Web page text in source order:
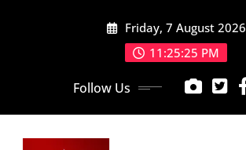
Friday, 7 August 2026
11:25:27 PM
Follow Us